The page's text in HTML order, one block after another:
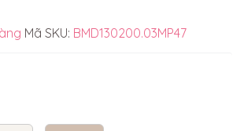
Mã SKU: BMD130200.03MP47